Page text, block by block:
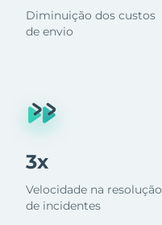
Diminuição dos custos
de envio
3x
Velocidade na resolução
de incidentes